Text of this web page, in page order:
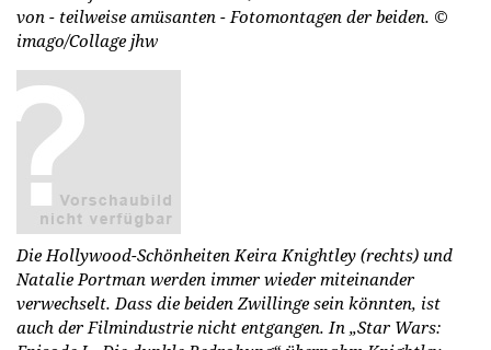
von - teilweise amüsanten - Fotomontagen der beiden. ©
imago/Collage jhw
Die Hollywood-Schönheiten Keira Knightley (rechts) und
Natalie Portman werden immer wieder miteinander
verwechselt. Dass die beiden Zwillinge sein könnten, ist
auch der Filmindustrie nicht entgangen. In „Star Wars: